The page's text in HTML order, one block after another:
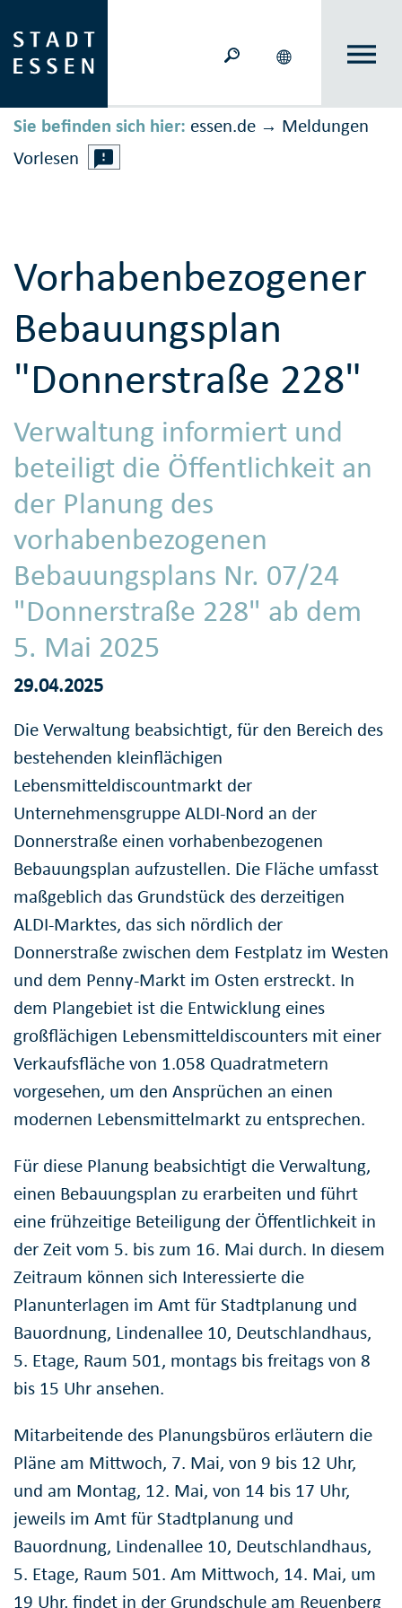
Sie befinden sich hier: essen.de → Meldungen
Vorlesen
Vorhabenbezogener
Bebauungsplan
"Donnerstraße 228"
Verwaltung informiert und
beteiligt die Öffentlichkeit an
der Planung des
vorhabenbezogenen
Bebauungsplans Nr. 07/24
"Donnerstraße 228" ab dem
5. Mai 2025
29.04.2025
Die Verwaltung beabsichtigt, für den Bereich des
bestehenden kleinflächigen
Lebensmitteldiscountmarkt der
Unternehmensgruppe ALDI-Nord an der
Donnerstraße einen vorhabenbezogenen
Bebauungsplan aufzustellen. Die Fläche umfasst
maßgeblich das Grundstück des derzeitigen
ALDI-Marktes, das sich nördlich der
Donnerstraße zwischen dem Festplatz im Westen
und dem Penny-Markt im Osten erstreckt. In
dem Plangebiet ist die Entwicklung eines
großflächigen Lebensmitteldiscounters mit einer
Verkaufsfläche von 1.058 Quadratmetern
vorgesehen, um den Ansprüchen an einen
modernen Lebensmittelmarkt zu entsprechen.
Für diese Planung beabsichtigt die Verwaltung,
einen Bebauungsplan zu erarbeiten und führt
eine frühzeitige Beteiligung der Öffentlichkeit in
der Zeit vom 5. bis zum 16. Mai durch. In diesem
Zeitraum können sich Interessierte die
Planunterlagen im Amt für Stadtplanung und
Bauordnung, Lindenallee 10, Deutschlandhaus,
5. Etage, Raum 501, montags bis freitags von 8
bis 15 Uhr ansehen.
Mitarbeitende des Planungsbüros erläutern die
Pläne am Mittwoch, 7. Mai, von 9 bis 12 Uhr,
und am Montag, 12. Mai, von 14 bis 17 Uhr,
jeweils im Amt für Stadtplanung und
Bauordnung, Lindenallee 10, Deutschlandhaus,
5. Etage, Raum 501. Am Mittwoch, 14. Mai, um
19 Uhr, findet in der Grundschule am Reuenberg